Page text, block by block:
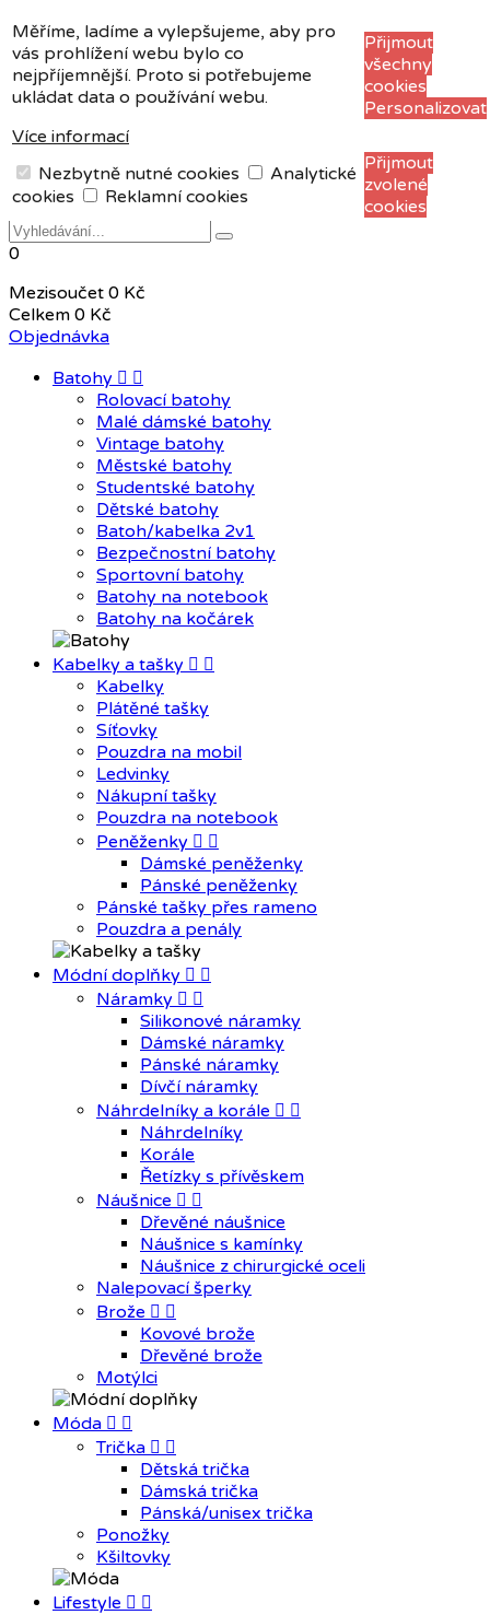
Měříme, ladíme a vylepšujeme, aby pro
vás prohlížení webu bylo co
nejpříjemnější. Proto si potřebujeme
ukládat data o používání webu.
Více informací
Přijmout
všechny
cookies
Personalizovat
Nezbytně nutné cookies
Analytické
cookies
Reklamní cookies
Přijmout
zvolené
cookies
Měna:
CZK
CZK
EUR
+420 604 408 411
Přihlásit se Registrace
0
Mezisoučet 0 Kč
Celkem 0 Kč
Objednávka
Batohy  
Rolovací batohy
Malé dámské batohy
Vintage batohy
Městské batohy
Studentské batohy
Dětské batohy
Batoh/kabelka 2v1
Bezpečnostní batohy
Sportovní batohy
Batohy na notebook
Batohy na kočárek
Kabelky a tašky  
Kabelky
Plátěné tašky
Síťovky
Pouzdra na mobil
Ledvinky
Nákupní tašky
Pouzdra na notebook
Peněženky  
Dámské peněženky
Pánské peněženky
Pánské tašky přes rameno
Pouzdra a penály
Módní doplňky  
Náramky  
Silikonové náramky
Dámské náramky
Pánské náramky
Dívčí náramky
Náhrdelníky a korále  
Náhrdelníky
Korále
Řetízky s přívěskem
Náušnice  
Dřevěné náušnice
Náušnice s kamínky
Náušnice z chirurgické oceli
Nalepovací šperky
Brože  
Kovové brože
Dřevěné brože
Motýlci
Móda  
Trička  
Dětská trička
Dámská trička
Pánská/unisex trička
Ponožky
Kšiltovky
Lifestyle  